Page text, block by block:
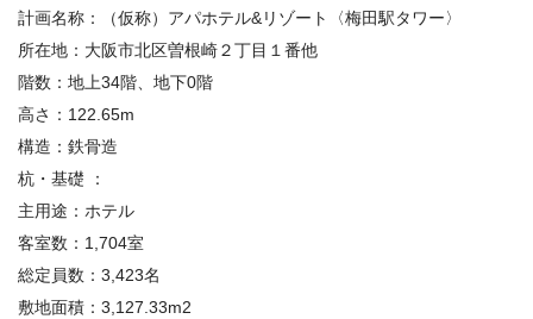
計画名称：（仮称）アパホテル&リゾート〈梅田駅タワー〉
所在地：大阪市北区曽根崎２丁目１番他
階数：地上34階、地下0階
高さ：122.65m
構造：鉄骨造
杭・基礎 ：
主用途：ホテル
客室数： 1,704室
総定員数：3,423名
敷地面積：3,127.33m2